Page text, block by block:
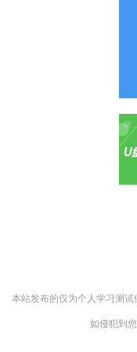
本站发布的仅为个人学习测
如侵犯到